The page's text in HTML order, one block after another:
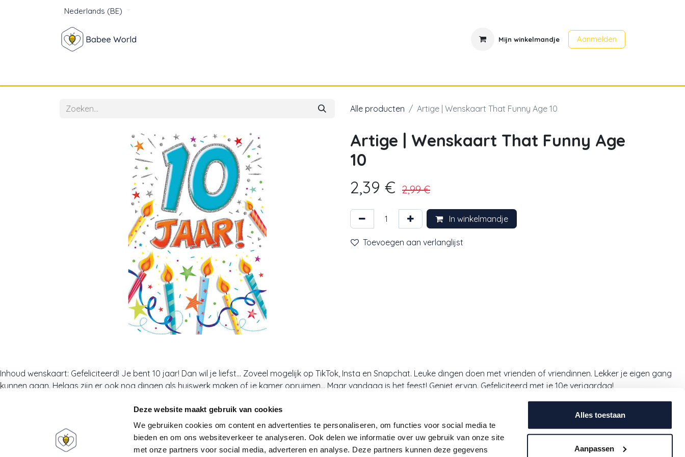
Deze website maakt gebruik van cookies
We gebruiken cookies om content en advertenties te personaliseren, om functies voor social media te
bieden en om ons websiteverkeer te analyseren. Ook delen we informatie over uw gebruik van onze site
met onze partners voor social media, adverteren en analyse. Deze partners kunnen deze gegevens
Alles toestaan
Aanpassen
Nederlands (BE)
Mijn winkelmandje Aanmelden
Alle producten Artige | Wenskaart That Funny Age 10
Artige | Wenskaart That Funny Age
10
2,39 € 2,99€
In winkelmandje
Toevoegen aan verlanglijst
Inhoud wenskaart: Gefeliciteerd! Je bent 10 jaar! Dan wil je liefst... Zoveel mogelijk op TikTok, Insta en Snapchat. Leuke dingen doen met vrienden of vriendinnen. Lekker je eigen gang
kunnen gaan. Helaas zijn er ook nog dingen als huiswerk maken of je kamer opruimen... Maar vandaag is het feest! Geniet ervan. Gefeliciteerd met je 10e verjaardag!
Over ons
FAQ
Mijn account
Informatie
Registreren
Nieuwsbrief
Word je graag op de hoogte gehouden van onze nieuwe
producten, geweldige promoties en andere acties? Schrijf je
dan in voor onze nieuwsbrief en we houden je op de hoogte.
info@babeeworld.com
+32 11 397 397 (algemeen)